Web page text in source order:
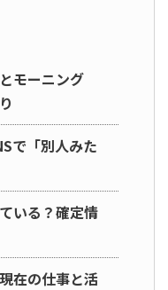
モーニング
で「別人みた
いる？確定情
在の仕事と活